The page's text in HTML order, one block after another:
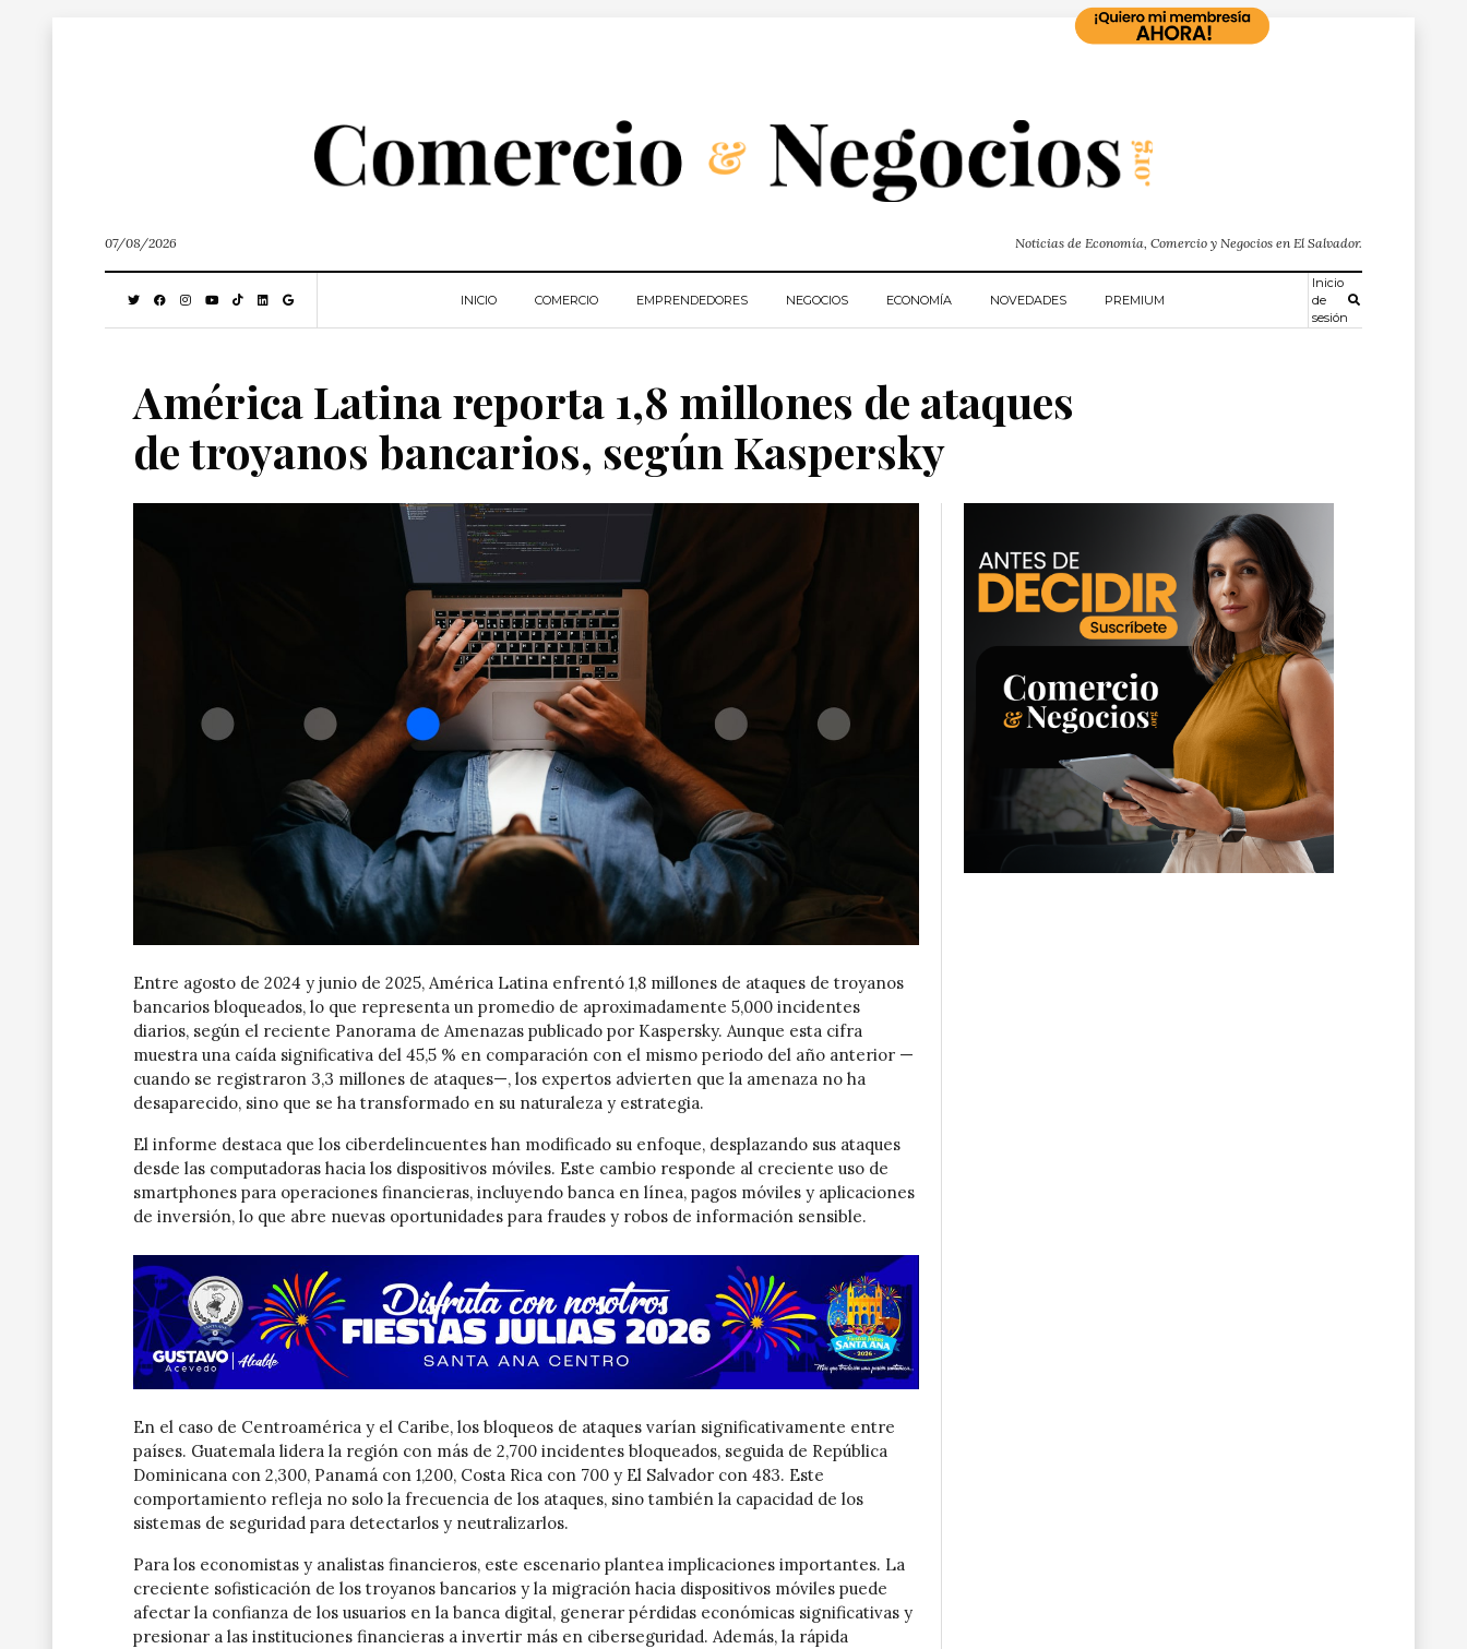
07/08/2026 Noticias de Economía, Comercio y Negocios en El Salvador.
INICIO COMERCIO EMPRENDEDORES NEGOCIOS ECONOMÍA NOVEDADES PREMIUM
Inicio
de
sesión
América Latina reporta 1,8 millones de ataques
de troyanos bancarios, según Kaspersky
Entre agosto de 2024 y junio de 2025, América Latina enfrentó 1,8 millones de ataques de troyanos
bancarios bloqueados, lo que representa un promedio de aproximadamente 5,000 incidentes
diarios, según el reciente Panorama de Amenazas publicado por Kaspersky. Aunque esta cifra
muestra una caída significativa del 45,5 % en comparación con el mismo periodo del año anterior —
cuando se registraron 3,3 millones de ataques—, los expertos advierten que la amenaza no ha
desaparecido, sino que se ha transformado en su naturaleza y estrategia.
El informe destaca que los ciberdelincuentes han modificado su enfoque, desplazando sus ataques
desde las computadoras hacia los dispositivos móviles. Este cambio responde al creciente uso de
smartphones para operaciones financieras, incluyendo banca en línea, pagos móviles y aplicaciones
de inversión, lo que abre nuevas oportunidades para fraudes y robos de información sensible.
En el caso de Centroamérica y el Caribe, los bloqueos de ataques varían significativamente entre
países. Guatemala lidera la región con más de 2,700 incidentes bloqueados, seguida de República
Dominicana con 2,300, Panamá con 1,200, Costa Rica con 700 y El Salvador con 483. Este
comportamiento refleja no solo la frecuencia de los ataques, sino también la capacidad de los
sistemas de seguridad para detectarlos y neutralizarlos.
Para los economistas y analistas financieros, este escenario plantea implicaciones importantes. La
creciente sofisticación de los troyanos bancarios y la migración hacia dispositivos móviles puede
afectar la confianza de los usuarios en la banca digital, generar pérdidas económicas significativas y
presionar a las instituciones financieras a invertir más en ciberseguridad. Además, la rápida